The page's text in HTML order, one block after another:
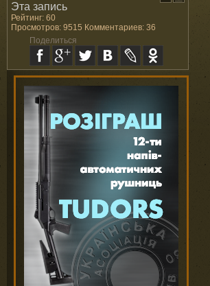
Эта запись
Рейтинг: 60
Просмотров: 9515 Комментариев: 36
Поделиться